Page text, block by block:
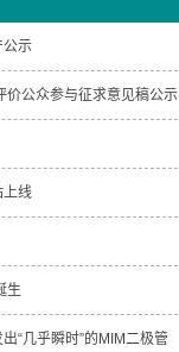
公示
价公众参与征求意见稿公示
上线
生
“几乎瞬时”的MIM二极管